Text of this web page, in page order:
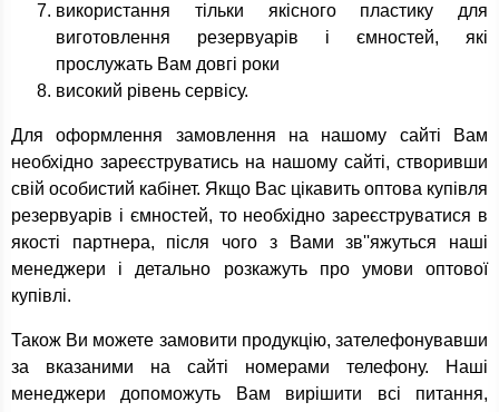
використання тільки якісного пластику для
виготовлення резервуарів і ємностей, які
прослужать Вам довгі роки
високий рівень сервісу.
Для оформлення замовлення на нашому сайті Вам
необхідно зареєструватись на нашому сайті, створивши
свій особистий кабінет. Якщо Вас цікавить оптова купівля
резервуарів і ємностей, то необхідно зареєструватися в
якості партнера, після чого з Вами зв''яжуться наші
менеджери і детально розкажуть про умови оптової
купівлі.
Також Ви можете замовити продукцію, зателефонувавши
за вказаними на сайті номерами телефону. Наші
менеджери допоможуть Вам вирішити всі питання,